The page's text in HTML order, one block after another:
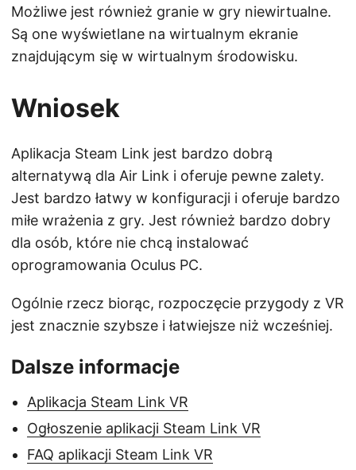
Możliwe jest również granie w gry niewirtualne.
Są one wyświetlane na wirtualnym ekranie
znajdującym się w wirtualnym środowisku.
Wniosek
Aplikacja Steam Link jest bardzo dobrą
alternatywą dla Air Link i oferuje pewne zalety.
Jest bardzo łatwy w konfiguracji i oferuje bardzo
miłe wrażenia z gry. Jest również bardzo dobry
dla osób, które nie chcą instalować
oprogramowania Oculus PC.
Ogólnie rzecz biorąc, rozpoczęcie przygody z VR
jest znacznie szybsze i łatwiejsze niż wcześniej.
Dalsze informacje
Aplikacja Steam Link VR
Ogłoszenie aplikacji Steam Link VR
FAQ aplikacji Steam Link VR